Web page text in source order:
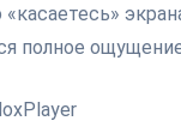
полное